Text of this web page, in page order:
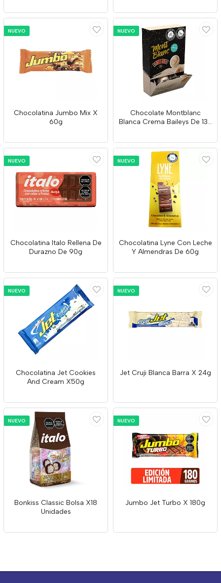
NUEVO
Chocolatina Jumbo Mix X
60g
NUEVO
Chocolate Montblanc
Blanca Crema Baileys De 13g
NUEVO
Chocolatina Italo Rellena De
Durazno De 90g
NUEVO
Chocolatina Lyne Con Leche
Y Almendras De 60g
NUEVO
Chocolatina Jet Cookies
And Cream X50g
NUEVO
Jet Cruji Blanca Barra X 24g
NUEVO
Bonkiss Classic Bolsa X18
Unidades
NUEVO
Jumbo Jet Turbo X 180g